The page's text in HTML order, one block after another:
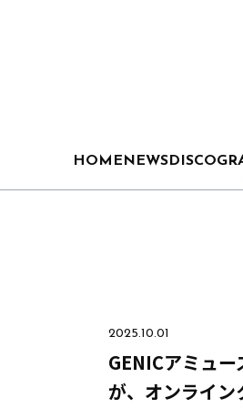
HOME NEWS
2025.10.01
GENICアミュ
が、オンライ